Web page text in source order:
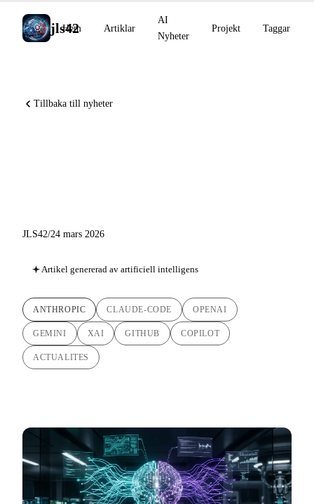
jls42
Hem Artiklar
AI
Nyheter
Projekt Taggar
Tillbaka till nyheter
JLS42/24 mars 2026
Artikel genererad av artificiell intelligens
ANTHROPIC CLAUDE-CODE OPENAI
GEMINI XAI GITHUB COPILOT
ACTUALITES